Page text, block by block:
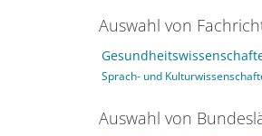
Auswahl von
Sprach- und
Auswahl von